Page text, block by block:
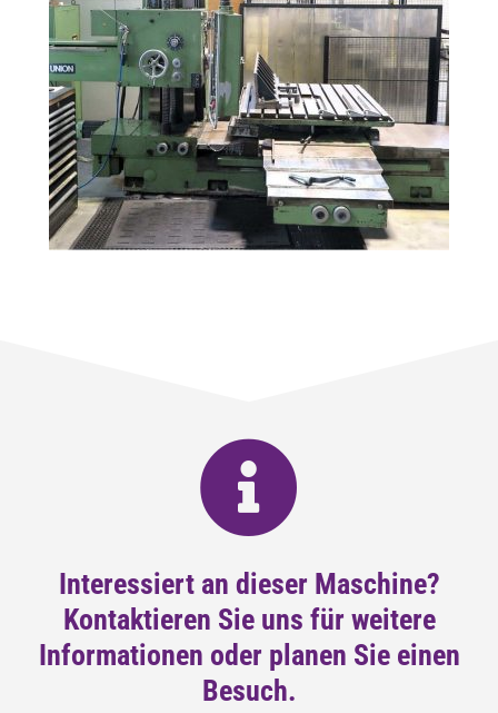
Interessiert an dieser Maschine?
Kontaktieren Sie uns für weitere
Informationen oder planen Sie einen
Besuch.